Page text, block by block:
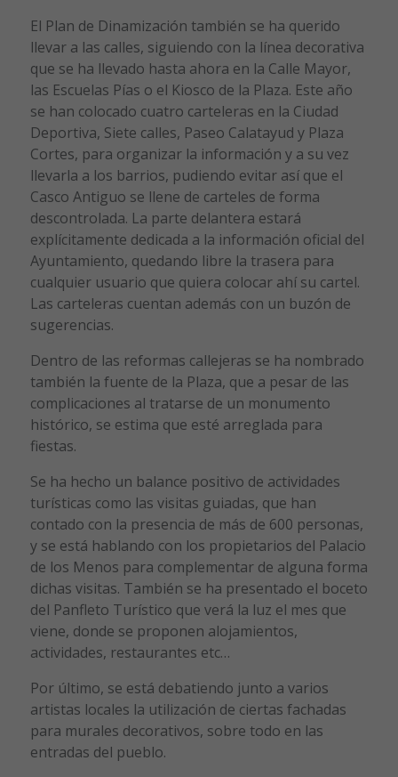
El Plan de Dinamización también se ha querido
llevar a las calles, siguiendo con la línea decorativa
que se ha llevado hasta ahora en la Calle Mayor,
las Escuelas Pías o el Kiosco de la Plaza. Este año
se han colocado cuatro carteleras en la Ciudad
Deportiva, Siete calles, Paseo Calatayud y Plaza
Cortes, para organizar la información y a su vez
llevarla a los barrios, pudiendo evitar así que el
Casco Antiguo se llene de carteles de forma
descontrolada. La parte delantera estará
explícitamente dedicada a la información oficial del
Ayuntamiento, quedando libre la trasera para
cualquier usuario que quiera colocar ahí su cartel.
Las carteleras cuentan además con un buzón de
sugerencias.
Dentro de las reformas callejeras se ha nombrado
también la fuente de la Plaza, que a pesar de las
complicaciones al tratarse de un monumento
histórico, se estima que esté arreglada para
fiestas.
Se ha hecho un balance positivo de actividades
turísticas como las visitas guiadas, que han
contado con la presencia de más de 600 personas,
y se está hablando con los propietarios del Palacio
de los Menos para complementar de alguna forma
dichas visitas. También se ha presentado el boceto
del Panfleto Turístico que verá la luz el mes que
viene, donde se proponen alojamientos,
actividades, restaurantes etc…
Por último, se está debatiendo junto a varios
artistas locales la utilización de ciertas fachadas
para murales decorativos, sobre todo en las
entradas del pueblo.